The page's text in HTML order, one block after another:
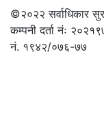
©२०२२सर्वाधिकार
कम्पनी दर्ता नंः
नं. १९४२/०७६-७७